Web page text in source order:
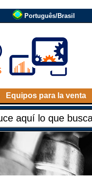
Português/Brasil
Equipos para la venta